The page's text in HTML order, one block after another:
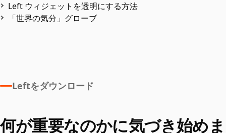
Left ウィジェットを透明にする方法
「世界の気分」グローブ
Leftをダウンロード
何が重要なのかに気づき始めま